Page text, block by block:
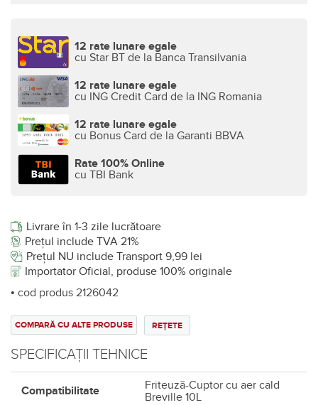
12 rate lunare egale
cu Star BT de la Banca Transilvania
12 rate lunare egale
cu ING Credit Card de la ING Romania
12 rate lunare egale
cu Bonus Card de la Garanti BBVA
Rate 100% Online
cu TBI Bank
Livrare în 1-3 zile lucrătoare
Prețul include TVA 21%
Prețul NU include Transport 9,99 lei
Importator Oficial, produse 100% originale
• cod produs 2126042
REȚETE
COMPARĂ CU ALTE PRODUSE
SPECIFICAȚII TEHNICE
Compatibilitate
Friteuză-Cuptor cu aer cald
Breville 10L